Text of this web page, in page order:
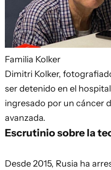
Familia Kolker
Dimitri Kolker,
ser detenido en el
ingresado por un cáncer
avanzada.
Escrutinio sobre la
Desde 2015, Rusia ha